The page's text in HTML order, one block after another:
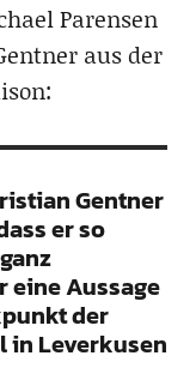
Parensen
aus der
Gentner
er so
eine Aussage
der
in Leverkusen